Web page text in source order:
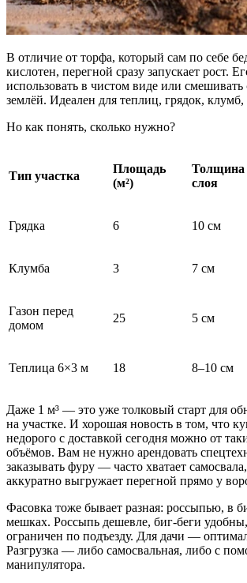
В отличие от торфа, который сам по себе
кислотен, перегной сразу запускает рост.
использовать в чистом виде или
землёй. Идеален для теплиц, грядок, клумб,
Но как понять, сколько нужно?
Тип участка
Площадь
(м²)
Толщина
слоя
Грядка 6 10 см
Клумба 3 7 см
Газон перед
домом
25 5 см
Теплица 6×3 м 18 8–10 см
Даже 1 м³ — это уже толковый старт для
на участке. И хорошая новость в том, что
недорого с доставкой сегодня можно от
объёмов. Вам не нужно арендовать
заказывать фуру — часто хватает
аккуратно выгружает перегной прямо у
Фасовка тоже бывает разная: россыпью, в
мешках. Россыпь дешевле, биг-беги
ограничен по подъезду. Для дачи —
Разгрузка — либо самосвальная, либо с
манипулятора.